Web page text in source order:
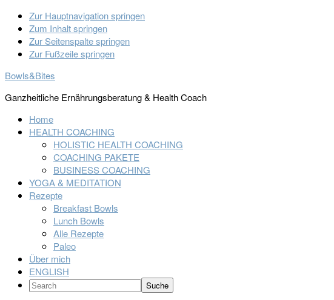
Zur Hauptnavigation springen
Zum Inhalt springen
Zur Seitenspalte springen
Zur Fußzeile springen
Bowls&Bites
Ganzheitliche Ernährungsberatung & Health Coach
Home
HEALTH COACHING
HOLISTIC HEALTH COACHING
COACHING PAKETE
BUSINESS COACHING
YOGA & MEDITATION
Rezepte
Breakfast Bowls
Lunch Bowls
Alle Rezepte
Paleo
Über mich
ENGLISH
Search